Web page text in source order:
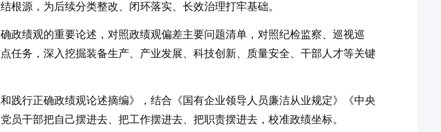
源，为后续分类整改、闭环落实、长效治理打牢基础。
政绩观的重要论述，对照政绩观偏差主要问题清单，对照纪检监察、巡视巡
任务，深入挖掘装备生产、产业发展、科技创新、质量安全、干部人才等关键
践行正确政绩观论述摘编》，结合《国有企业领导人员廉洁从业规定》《中央
干部把自己摆进去、把工作摆进去、把职责摆进去，校准政绩坐标。